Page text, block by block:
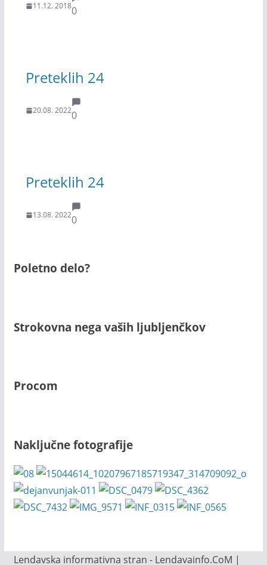
11.12. 20180
Preteklih 24
20.08. 20220
Preteklih 24
13.08. 20220
Poletno delo?
Strokovna nega vaših ljubljenčkov
Procom
Naključne fotografije
Lendavska informativna stran - Lendavainfo.CoM |